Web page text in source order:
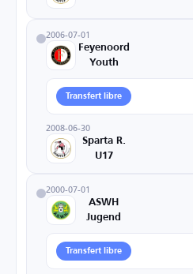
2006-07-01
Feyenoord
Youth
Transfert libre
2008-06-30
Sparta R.
U17
2000-07-01
ASWH
Jugend
Transfert libre